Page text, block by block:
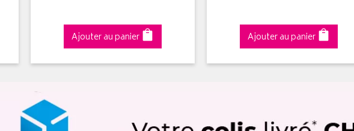
Ajouter au panier Ajouter au panier